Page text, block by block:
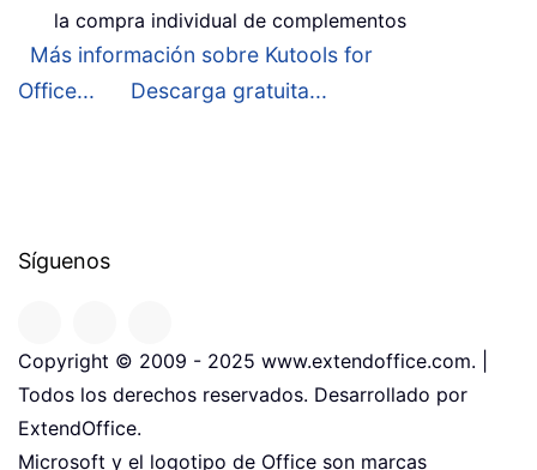
la compra individual de complementos
Más información sobre Kutools for
Office...
Descarga gratuita...
Síguenos
Copyright © 2009 - 2025 www.extendoffice.com. |
Todos los derechos reservados. Desarrollado por
ExtendOffice.
Microsoft y el logotipo de Office son marcas